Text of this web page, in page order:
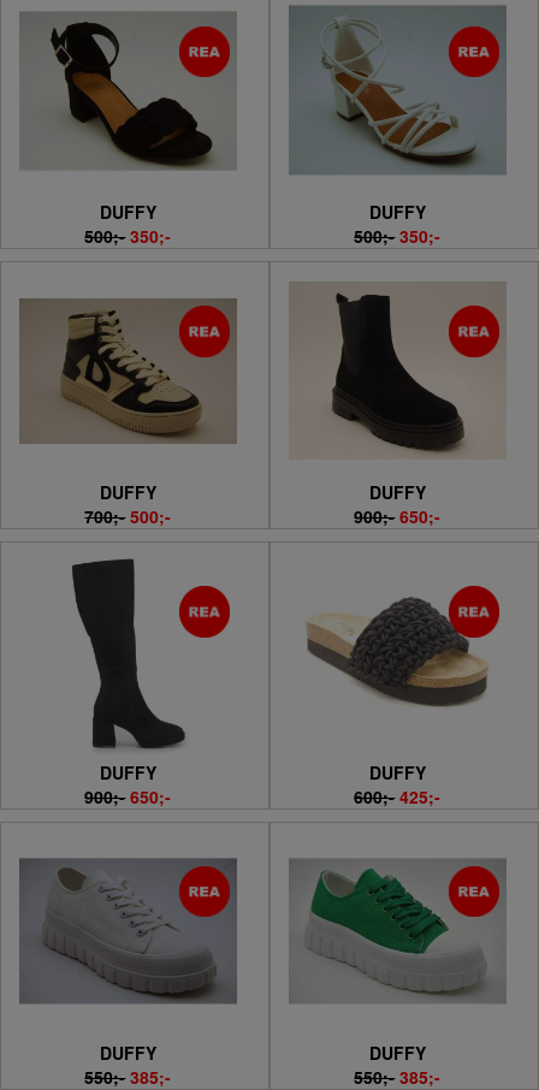
DUFFY
500;- 350;-
DUFFY
500;- 350;-
DUFFY
700;- 500;-
DUFFY
900;- 650;-
DUFFY
900;- 650;-
DUFFY
600;- 425;-
DUFFY
550;- 385;-
DUFFY
550;- 385;-